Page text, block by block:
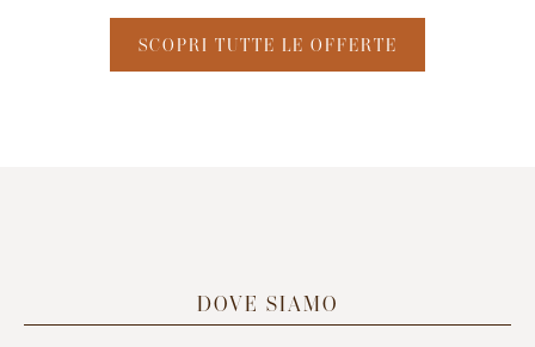
SCOPRI TUTTE LE OFFERTE
DOVE SIAMO